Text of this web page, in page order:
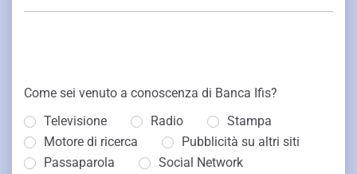
Come sei venuto a conoscenza di Banca Ifis?
Televisione
Radio
Stampa
Motore di ricerca
Pubblicità su altri siti
Passaparola
Social Network